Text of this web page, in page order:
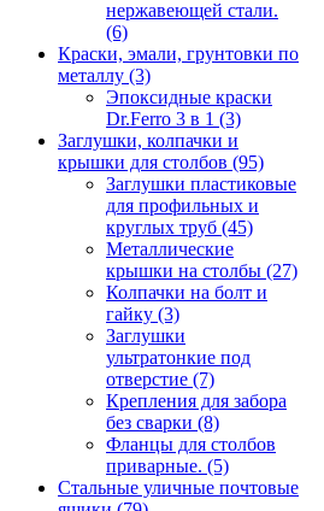
нержавеющей стали.
(6)
Краски, эмали, грунтовки по
металлу (3)
Эпоксидные краски
Dr.Ferro 3 в 1 (3)
Заглушки, колпачки и
крышки для столбов (95)
Заглушки пластиковые
для профильных и
круглых труб (45)
Металлические
крышки на столбы (27)
Колпачки на болт и
гайку (3)
Заглушки
ультратонкие под
отверстие (7)
Крепления для забора
без сварки (8)
Фланцы для столбов
приварные. (5)
Стальные уличные почтовые